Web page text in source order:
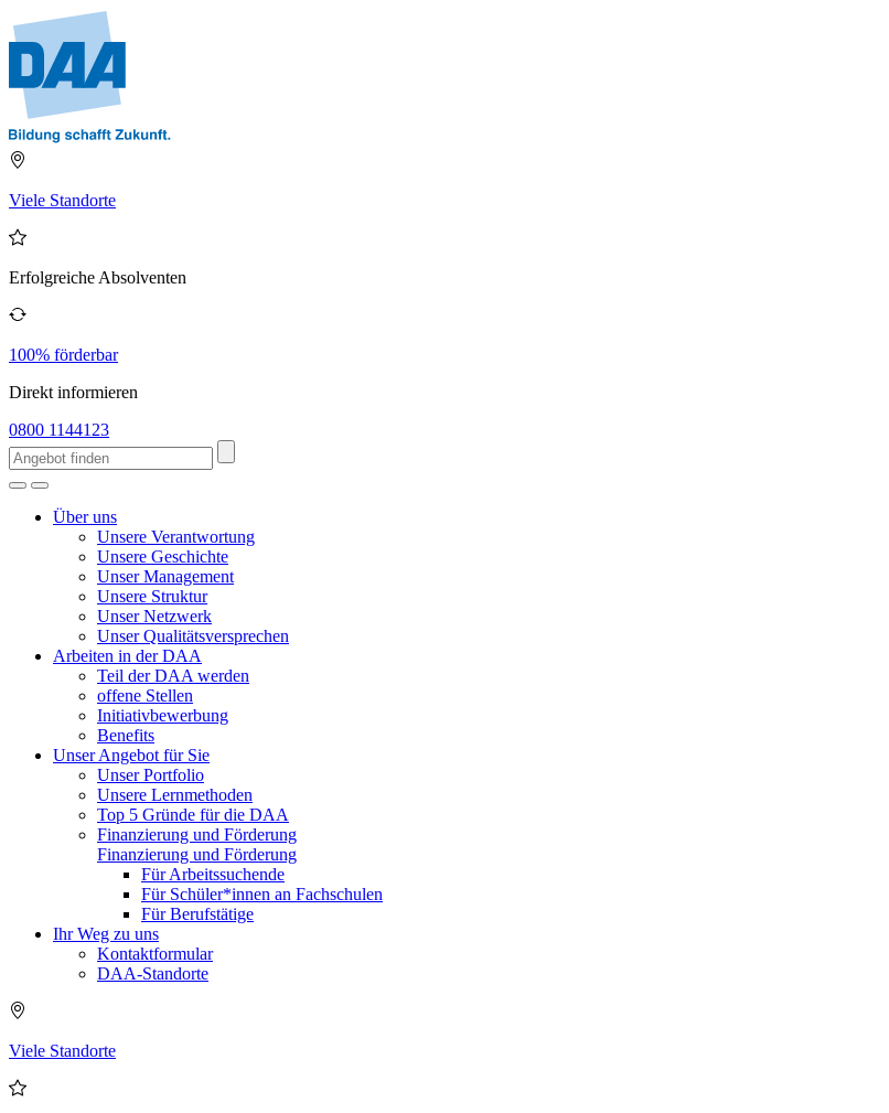
Viele Standorte
Erfolgreiche Absolventen
100% förderbar
Direkt informieren
0800 1144123
Über uns
Unsere Verantwortung
Unsere Geschichte
Unser Management
Unsere Struktur
Unser Netzwerk
Unser Qualitätsversprechen
Arbeiten in der DAA
Teil der DAA werden
offene Stellen
Initiativbewerbung
Benefits
Unser Angebot für Sie
Unser Portfolio
Unsere Lernmethoden
Top 5 Gründe für die DAA
Finanzierung und Förderung
Finanzierung und Förderung
Für Arbeitssuchende
Für Schüler*innen an Fachschulen
Für Berufstätige
Ihr Weg zu uns
Kontaktformular
DAA-Standorte
Viele Standorte